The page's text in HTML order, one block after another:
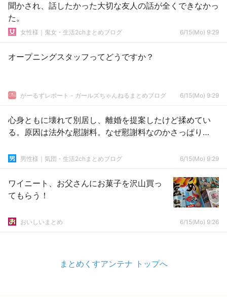
聞かされ、話したかった大切な友人の話が全くできなかっ
た。
女性様｜鬼女・生活2chまとめブログ 6/15(Mo) 9:29
オープニングスタッフってどうですか？
がーるずレポート - ガールズちゃんねるまとめブログ 6/15(Mo) 9:29
心身ともに壊れて別居し、離婚を提案したけど揉めてい
る。原因は法外な慰謝料。なぜ慰謝料なのかさっぱり…
男性様｜気団・生活2chまとめブログ 6/15(Mo) 9:29
ワイニート、お父さんにお菓子を沢山買っ
てもらう！
おいしいまとめ 6/15(Mo) 9:26
まとめくすアンテナ トップへ